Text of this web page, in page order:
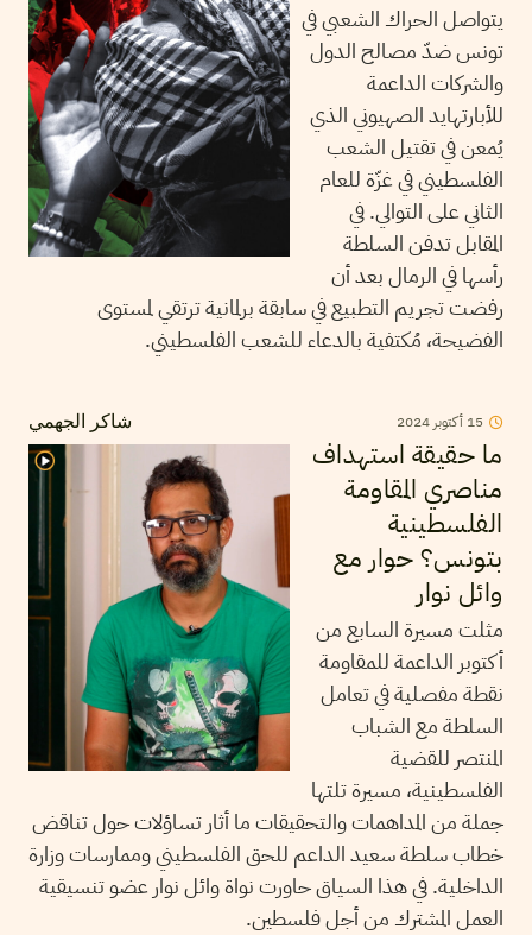
يتواصل الحراك الشعبي في
تونس ضدّ مصالح الدول
والشركات الداعمة
للأبارتهايد الصهيوني الذي
يُمعن في تقتيل الشعب
الفلسطيني في غزّة للعام
الثاني على التوالي. في
المقابل تدفن السلطة
رأسها في الرمال بعد أن
رفضت تجريم التطبيع في سابقة برلمانية ترتقي لمستوى
الفضيحة، مُكتفية بالدعاء للشعب الفلسطيني.
شاكر الجهمي 15 أكتوبر 2024
ما حقيقة استهداف
مناصري المقاومة
الفلسطينية
بتونس؟ حوار مع
وائل نوار
مثلت مسيرة السابع من
أكتوبر الداعمة للمقاومة
نقطة مفصلية في تعامل
السلطة مع الشباب
المنتصر للقضية
الفلسطينية، مسيرة تلتها
جملة من المداهمات والتحقيقات ما أثار تساؤلات حول تناقض
خطاب سلطة سعيد الداعم للحق الفلسطيني وممارسات وزارة
الداخلية. في هذا السياق حاورت نواة وائل نوار عضو تنسيقية
العمل المشترك من أجل فلسطين.